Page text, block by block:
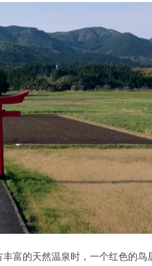
富的天然温泉时，一个红色的鸟